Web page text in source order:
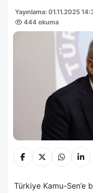
Yayınlama: 01.11.2025
444 okuma
Türkiye Kamu-Sen’e